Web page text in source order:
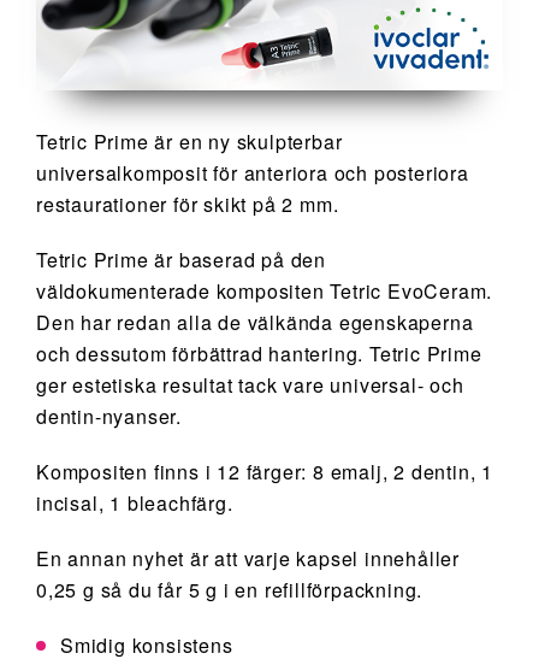
Tetric Prime är en ny skulpterbar
universalkomposit för anteriora och posteriora
restaurationer för skikt på 2 mm.
Tetric Prime är baserad på den
väldokumenterade kompositen Tetric EvoCeram.
Den har redan alla de välkända egenskaperna
och dessutom förbättrad hantering. Tetric Prime
ger estetiska resultat tack vare universal- och
dentin-nyanser.
Kompositen finns i 12 färger: 8 emalj, 2 dentin, 1
incisal, 1 bleachfärg.
En annan nyhet är att varje kapsel innehåller
0,25 g så du får 5 g i en refillförpackning.
Smidig konsistens